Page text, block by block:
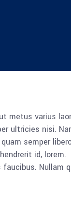
metus varius
ultricies nisi.
semper
id, lorem.
Nullam